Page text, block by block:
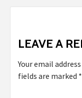
LEAVE A
Your email
fields are marked *